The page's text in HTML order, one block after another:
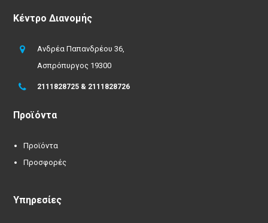
Κέντρο Διανομής
Ανδρέα Παπανδρέου 36,
Ασπρόπυργος 19300
2111828725 & 2111828726
Προϊόντα
Προϊόντα
Προσφορές
Υπηρεσίες